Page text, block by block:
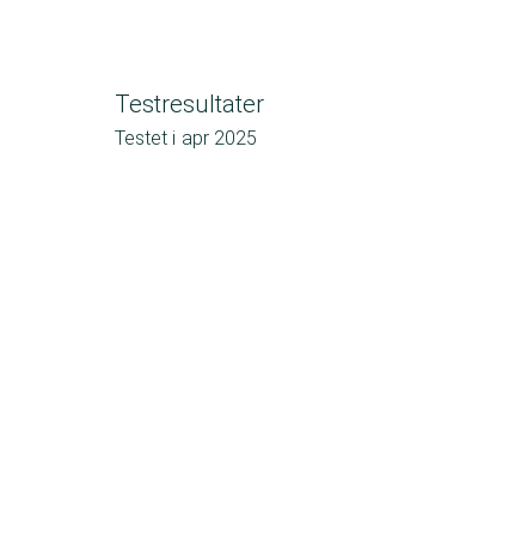
Testresultater
Testet i apr 2025